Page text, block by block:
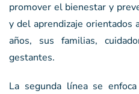
promover el bienestar y
y del aprendizaje orientados
años, sus familias,
gestantes.
La segunda línea se